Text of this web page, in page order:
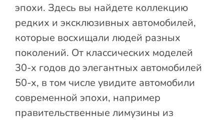
эпохи. Здесь вы найдете коллекцию
редких и эксклюзивных автомобилей,
которые восхищали людей разных
поколений. От классических моделей
30-х годов до элегантных автомобилей
50-х, в том числе увидите автомобили
современной эпохи, например
правительственные лимузины из